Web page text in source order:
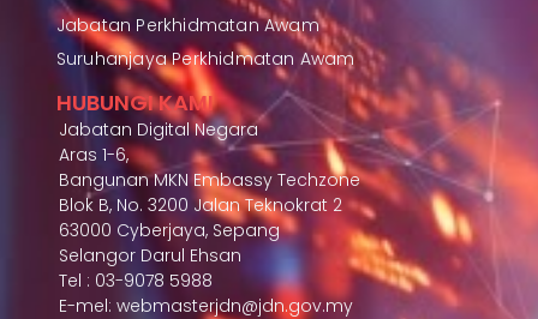
Jabatan Perkhidmatan Awam
Suruhanjaya Perkhidmatan Awam
HUBUNGI KAMI
Jabatan Digital Negara
Aras 1-6,
Bangunan MKN Embassy Techzone
Blok B, No. 3200 Jalan Teknokrat 2
63000 Cyberjaya, Sepang
Selangor Darul Ehsan
Tel : 03-9078 5988
E-mel: webmasterjdn@jdn.gov.my